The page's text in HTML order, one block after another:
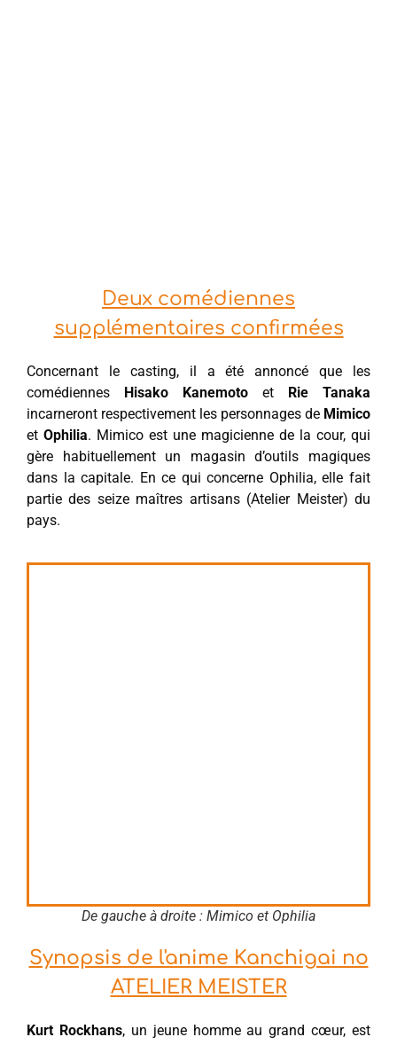
Deux comédiennes
supplémentaires confirmées
Concernant le casting, il a été annoncé que les
comédiennes Hisako Kanemoto et Rie Tanaka
incarneront respectivement les personnages de Mimico
et Ophilia. Mimico est une magicienne de la cour, qui
gère habituellement un magasin d’outils magiques
dans la capitale. En ce qui concerne Ophilia, elle fait
partie des seize maîtres artisans (Atelier Meister) du
pays.
De gauche à droite : Mimico et Ophilia
Synopsis de l'anime Kanchigai no
ATELIER MEISTER
Kurt Rockhans, un jeune homme au grand cœur, est